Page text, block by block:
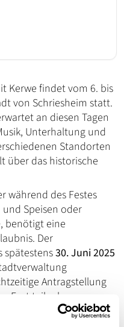
Kerwe findet vom 6. bis
von Schriesheim statt.
an diesen Tagen
Unterhaltung und
Standorten
über das historische
während des Festes
Speisen oder
benötigt eine
Der
spätestens30. Juni 2025
Antragstellung
Fest teilnehmen zu